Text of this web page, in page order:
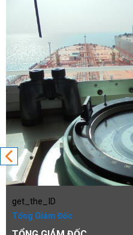
get_the_ID
Tổng Giám Đốc